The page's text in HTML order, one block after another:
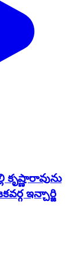
కృష్ణారావును
ఇన్చార్జి